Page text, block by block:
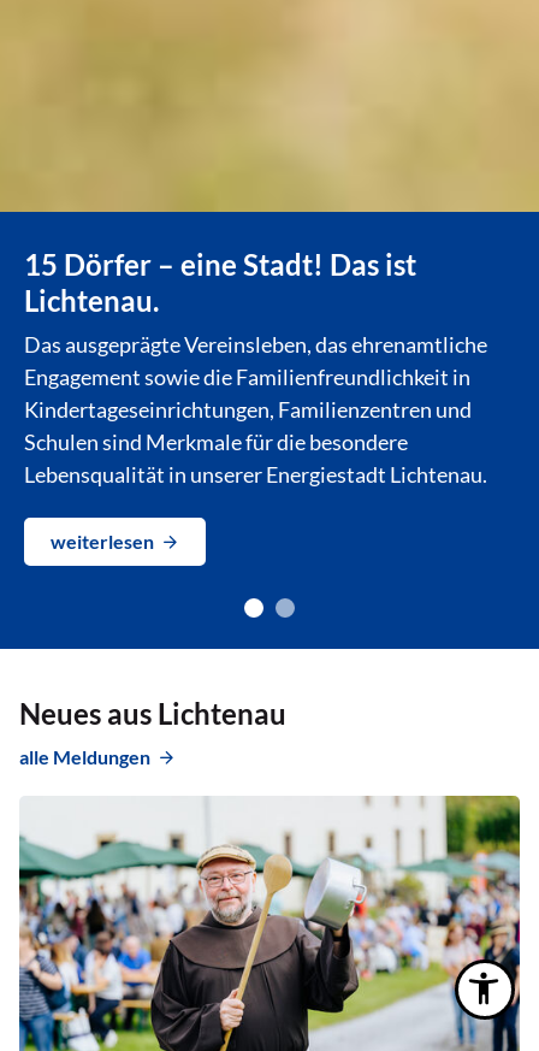
15 Dörfer – eine Stadt! Das ist
Lichtenau.
Das ausgeprägte Vereinsleben, das ehrenamtliche
Engagement sowie die Familienfreundlichkeit in
Kindertageseinrichtungen, Familienzentren und
Schulen sind Merkmale für die besondere
Lebensqualität in unserer Energiestadt Lichtenau.
weiterlesen
Neues aus Lichtenau
alle Meldungen